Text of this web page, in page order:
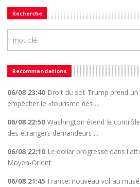
Recherche
Recommandations
06/08 23:40 Droit du sol: Trump prend
empêcher le «tourisme des ...
06/08 22:50 Washington étend le
des étrangers demandeurs ...
06/08 22:10 Le dollar progresse dans
Moyen-Orient
06/08 21:45 France: nouveau vol au